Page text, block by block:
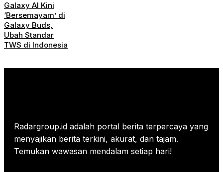
Galaxy AI Kini
‘Bersemayam’ di
Galaxy Buds,
Ubah Standar
TWS di Indonesia
Radargroup.id adalah portal berita terpercaya yang
menyajikan berita terkini, akurat, dan tajam.
Temukan wawasan mendalam setiap hari!